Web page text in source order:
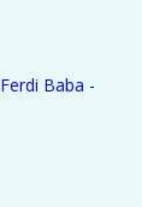
Baba -